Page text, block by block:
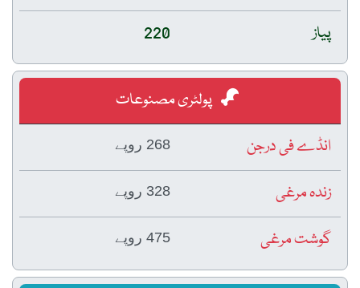
پیاز
220
پولٹری مصنوعات
انڈے فی درجن
268 روپے
زندہ مرغی 328 روپے
گوشت مرغی 475 روپے